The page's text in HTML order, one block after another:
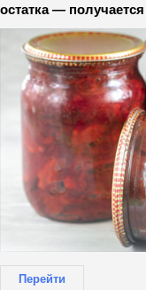
остатка —
Перейти